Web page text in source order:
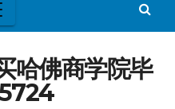
哈佛商学院毕